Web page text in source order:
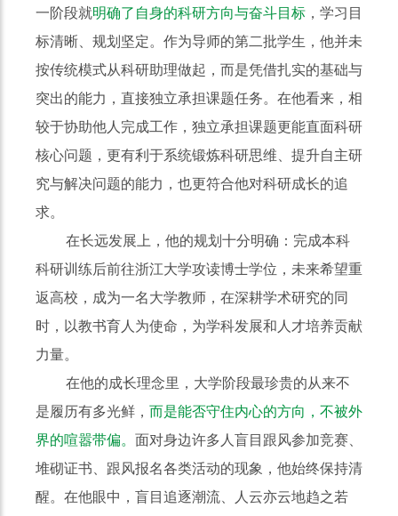
一阶段就明确了自身的科研方向与奋斗目标 ，学习目
标清晰、规划坚定。作为导师的第二批学生，他并未
按传统模式从科研助理做起，而是凭借扎实的基础与
突出的能力，直接独立承担课题任务。在他看来，相
较于协助他人完成工作，独立承担课题更能直面科研
核心问题，更有利于系统锻炼科研思维、提升自主研
究与解决问题的能力，也更符合他对科研成长的追
求。
在长远发展上，他的规划十分明确：完成本科
科研训练后前往浙江大学攻读博士学位，未来希望重
返高校，成为一名大学教师，在深耕学术研究的同
时，以教书育人为使命，为学科发展和人才培养贡献
力量。
在他的成长理念里，大学阶段最珍贵的从来不
是履历有多光鲜， 而是能否守住内心的方向，不被外
界的喧嚣带偏。 面对身边许多人盲目跟风参加竞赛、
堆砌证书、跟风报名各类活动的现象，他始终保持清
醒。在他眼中，盲目追逐潮流、人云亦云地趋之若